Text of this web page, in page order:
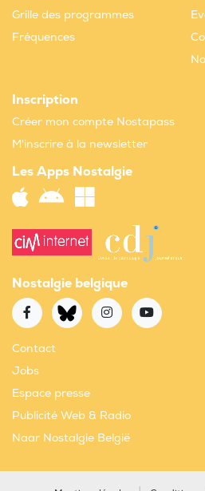
Grille des programmes
Fréquences
Inscription
Créer mon compte Nostapass
M'inscrire à la newsletter
Les Apps Nostalgie
Nostalgie belgique
Contact
Jobs
Espace presse
Publicité Web & Radio
Naar Nostalgie België